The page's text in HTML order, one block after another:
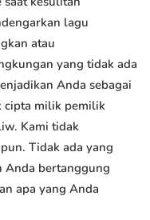
lagu
atau
yang tidak ada
Anda sebagai
cipta milik pemilik
Kami tidak
Tidak ada yang
Anda bertanggung
apa yang Anda